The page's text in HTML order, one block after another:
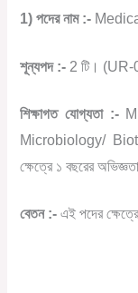
1)পদের নাম:-
শূন্যপদ:- 2টি। (UR-
শিক্ষাগত যোগ্যতা:-
Microbiology/
ক্ষেত্রে ১ বছরের অভিজ্ঞতা
বেতন:-এই পদের